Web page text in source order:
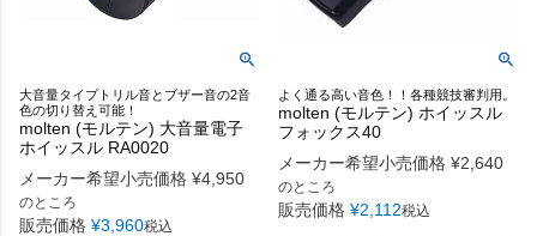
大音量タイプトリル音とブザー音の2音
色の切り替え可能！
molten (モルテン) 大音量電子
ホイッスル RA0020
メーカー希望小売価格 ¥4,950
のところ
販売価格 ¥3,960税込
よく通る高い音色！！各種競技審判用。
molten (モルテン) ホイッスル
フォックス40
メーカー希望小売価格 ¥2,640
のところ
販売価格 ¥2,112税込